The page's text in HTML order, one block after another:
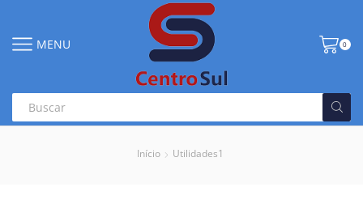
MENU 0
Início Utilidades1